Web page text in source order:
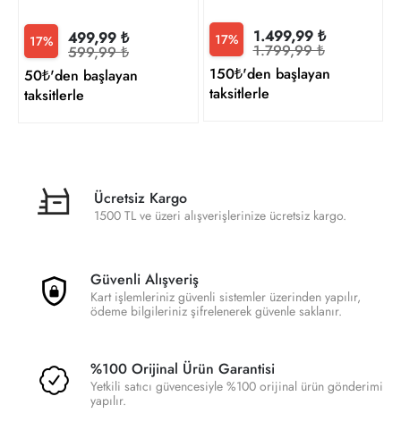
17% 499,99 ₺
599,99 ₺
50₺'den başlayan
taksitlerle
17% 1.499,99 ₺
1.799,99 ₺
150₺'den başlayan
taksitlerle
Ücretsiz Kargo
1500 TL ve üzeri alışverişlerinize ücretsiz kargo.
Güvenli Alışveriş
Kart işlemleriniz güvenli sistemler üzerinden yapılır,
ödeme bilgileriniz şifrelenerek güvenle saklanır.
%100 Orijinal Ürün Garantisi
Yetkili satıcı güvencesiyle %100 orijinal ürün gönderimi
yapılır.